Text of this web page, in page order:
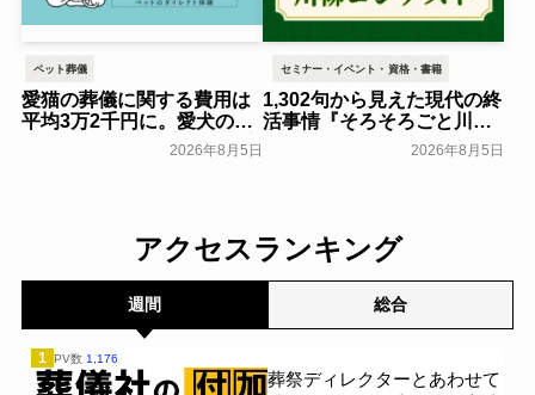
ペット葬儀
愛猫の葬儀に関する費用は
平均3万2千円に。愛犬の場
合は？ 6年間で変化した実
態を調査：ペット保険「PS
2026年8月5日
セミナー・イベント・資格・書籍
1,302句から見えた現代の終
活事情『そろそろごと川柳
コンテスト』入賞作品発表
～大和ライフネクスト～
2026年8月5日
アクセスランキング
週間 総合
1 PV数 1,176
葬祭ディレクターとあわせて